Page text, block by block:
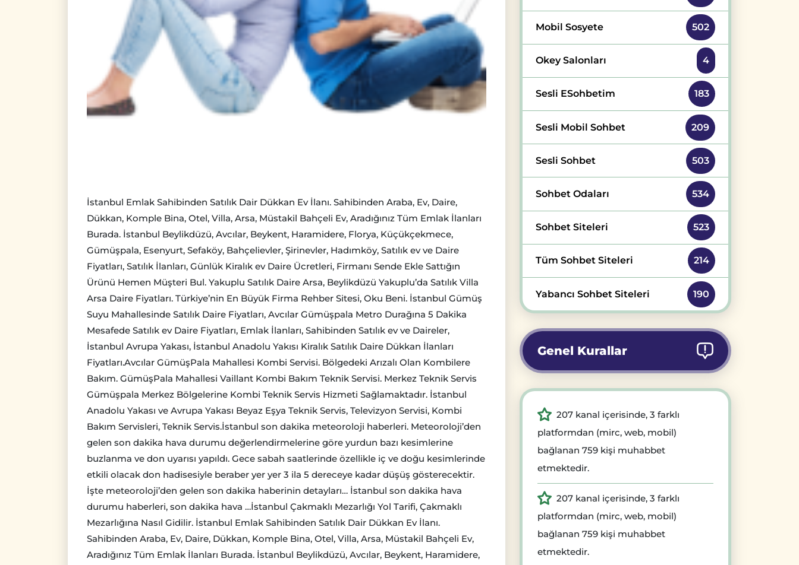
İstanbul Emlak Sahibinden Satılık Dair Dükkan Ev İlanı. Sahibinden Araba, Ev, Daire,
Dükkan, Komple Bina, Otel, Villa, Arsa, Müstakil Bahçeli Ev, Aradığınız Tüm Emlak İlanları
Burada. İstanbul Beylikdüzü, Avcılar, Beykent, Haramidere, Florya, Küçükçekmece,
Gümüşpala, Esenyurt, Sefaköy, Bahçelievler, Şirinevler, Hadımköy, Satılık ev ve Daire
Fiyatları, Satılık İlanları, Günlük Kiralık ev Daire Ücretleri, Firmanı Sende Ekle Sattığın
Ürünü Hemen Müşteri Bul. Yakuplu Satılık Daire Arsa, Beylikdüzü Yakuplu’da Satılık Villa
Arsa Daire Fiyatları. Türkiye’nin En Büyük Firma Rehber Sitesi, Oku Beni. İstanbul Gümüş
Suyu Mahallesinde Satılık Daire Fiyatları, Avcılar Gümüşpala Metro Durağına 5 Dakika
Mesafede Satılık ev Daire Fiyatları, Emlak İlanları, Sahibinden Satılık ev ve Daireler,
İstanbul Avrupa Yakası, İstanbul Anadolu Yakısı Kiralık Satılık Daire Dükkan İlanları
Fiyatları.Avcılar GümüşPala Mahallesi Kombi Servisi. Bölgedeki Arızalı Olan Kombilere
Bakım. GümüşPala Mahallesi Vaillant Kombi Bakım Teknik Servisi. Merkez Teknik Servis
Gümüşpala Merkez Bölgelerine Kombi Teknik Servis Hizmeti Sağlamaktadır. İstanbul
Anadolu Yakası ve Avrupa Yakası Beyaz Eşya Teknik Servis, Televizyon Servisi, Kombi
Bakım Servisleri, Teknik Servis.İstanbul son dakika meteoroloji haberleri. Meteoroloji’den
gelen son dakika hava durumu değerlendirmelerine göre yurdun bazı kesimlerine
buzlanma ve don uyarısı yapıldı. Gece sabah saatlerinde özellikle iç ve doğu kesimlerinde
etkili olacak don hadisesiyle beraber yer yer 3 ila 5 dereceye kadar düşüş gösterecektir.
İşte meteoroloji’den gelen son dakika haberinin detayları… İstanbul son dakika hava
durumu haberleri, son dakika hava …İstanbul Çakmaklı Mezarlığı Yol Tarifi, Çakmaklı
Mezarlığına Nasıl Gidilir. İstanbul Emlak Sahibinden Satılık Dair Dükkan Ev İlanı.
Sahibinden Araba, Ev, Daire, Dükkan, Komple Bina, Otel, Villa, Arsa, Müstakil Bahçeli Ev,
Aradığınız Tüm Emlak İlanları Burada. İstanbul Beylikdüzü, Avcılar, Beykent, Haramidere,
Mobil Sosyete 502
Okey Salonları 4
Sesli ESohbetim 183
Sesli Mobil Sohbet 209
Sesli Sohbet 503
Sohbet Odaları 534
Sohbet Siteleri 523
Tüm Sohbet Siteleri 214
Yabancı Sohbet Siteleri 190
Genel Kurallar
207 kanal içerisinde, 3 farklı
platformdan (mirc, web, mobil)
bağlanan 759 kişi muhabbet
etmektedir.
207 kanal içerisinde, 3 farklı
platformdan (mirc, web, mobil)
bağlanan 759 kişi muhabbet
etmektedir.